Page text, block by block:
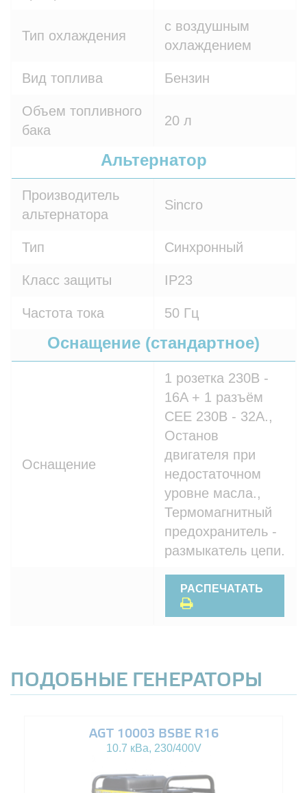
Тип охлаждения
с воздушным
охлаждением
Вид топлива Бензин
Объем топливного
бака
20 л
Альтернатор
Производитель
альтернатора
Sincro
Тип Синхронный
Класс защиты IP23
Частота тока 50 Гц
Оснащение (стандартное)
Оснащение
1 розетка 230В -
16A + 1 разъём
СЕЕ 230В - 32A.,
Останов
двигателя при
недостаточном
уровне масла.,
Термомагнитный
предохранитель -
размыкатель цепи.
РАСПЕЧАТАТЬ
ПОДОБНЫЕ ГЕНЕРАТОРЫ
AGT 10003 BSBE R16
10.7 кВа, 230/400V